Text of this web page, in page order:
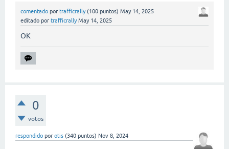
comentado por trafficrally (100 puntos) May 14, 2025
editado por trafficrally May 14, 2025
OK
0
votos
respondido por otis (340 puntos) Nov 8, 2024